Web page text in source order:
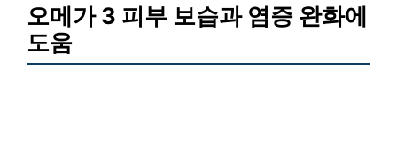
오메가 3 피부 보습과 염증 완화에
도움